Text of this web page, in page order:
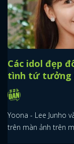
Các idol đẹp
tình tứ tưởng
Yoona - Lee Junho
trên màn ảnh trên